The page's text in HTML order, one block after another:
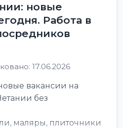
новые
Работа в
17.06.2026
вакансии на
без
маляры, плиточники